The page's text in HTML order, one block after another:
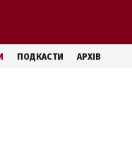
ПОДКАСТИ АРХІВ